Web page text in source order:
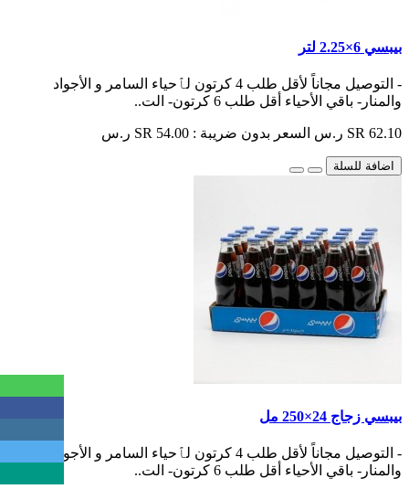
بيبسي 6×2.25 لتر
- التوصيل مجاناً لأقل طلب 4 كرتون لٱحياء السامر و الأجواد
والمنار- باقي الأحياء أقل طلب 6 كرتون- الت..
SR 62.10 ر.س السعر بدون ضريبة : SR 54.00 ر.س
اضافة للسلة
بيبسي زجاج 24×250 مل
- التوصيل مجاناً لأقل طلب 4 كرتون لٱحياء السامر و الأجواد
والمنار- باقي الأحياء أقل طلب 6 كرتون- الت..